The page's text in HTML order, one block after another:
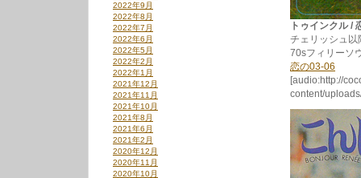
トゥインクル
チェリッシュ以
70sフィリーソ
恋の03-06
[audio:http://
content/
2022年9月
2022年8月
2022年7月
2022年6月
2022年5月
2022年2月
2022年1月
2021年12月
2021年11月
2021年10月
2021年8月
2021年6月
2021年2月
2020年12月
2020年11月
2020年10月